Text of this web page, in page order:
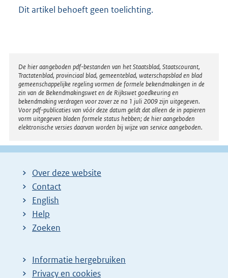
Dit artikel behoeft geen toelichting.
Disclaimer
De hier aangeboden pdf-bestanden van het Staatsblad, Staatscourant,
Tractatenblad, provinciaal blad, gemeenteblad, waterschapsblad en blad
gemeenschappelijke regeling vormen de formele bekendmakingen in de
zin van de Bekendmakingswet en de Rijkswet goedkeuring en
bekendmaking verdragen voor zover ze na 1 juli 2009 zijn uitgegeven.
Voor pdf-publicaties van vóór deze datum geldt dat alleen de in papieren
vorm uitgegeven bladen formele status hebben; de hier aangeboden
elektronische versies daarvan worden bij wijze van service aangeboden.
Over deze website
Contact
English
Help
Zoeken
Informatie hergebruiken
Privacy en cookies